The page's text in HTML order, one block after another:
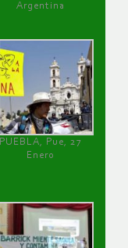
Argentina
PUEBLA, Pue, 27
Enero